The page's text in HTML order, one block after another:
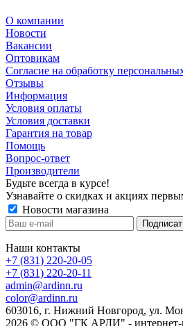
О компании
Новости
Вакансии
Оптовикам
Cогласие на обработку
Отзывы
Информация
Условия оплаты
Условия доставки
Гарантия на товар
Помощь
Вопрос-ответ
Производители
Будьте всегда в курсе!
Узнавайте о скидках и акциях
Новости магазина
Наши контакты
+7 (831) 220-20-05
+7 (831) 220-20-11
admin@ardinn.ru
color@ardinn.ru
603016, г. Нижний Новгород, ул.
2026 © ООО "ГК АРДИ" - интернет-